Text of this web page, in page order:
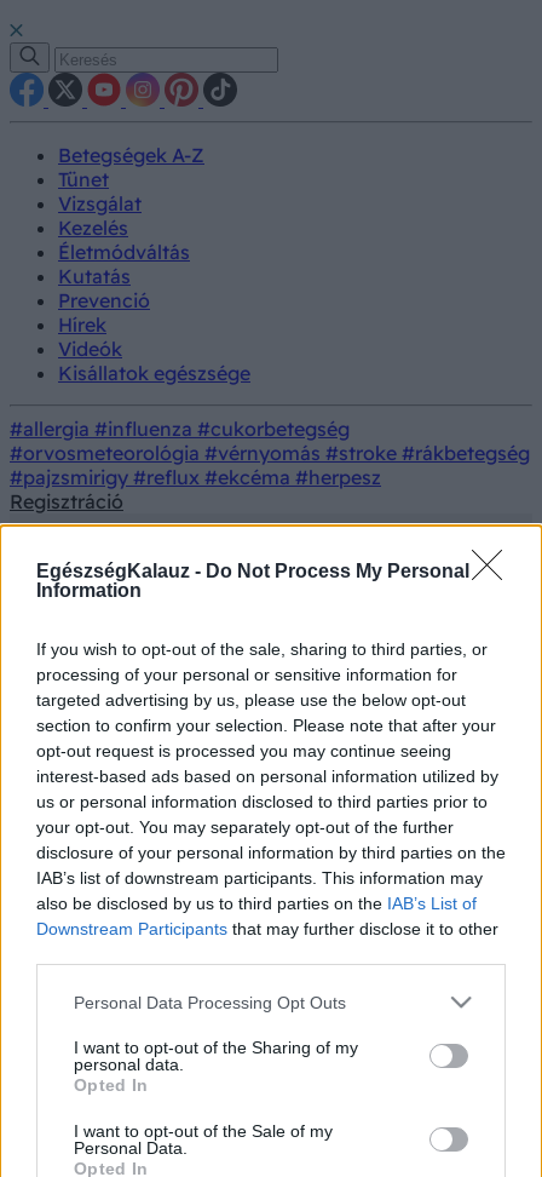
EgészségKalauz - Do Not Process My Personal
Information
If you wish to opt-out of the sale, sharing to third parties, or
processing of your personal or sensitive information for
targeted advertising by us, please use the below opt-out
section to confirm your selection. Please note that after your
opt-out request is processed you may continue seeing
interest-based ads based on personal information utilized by
us or personal information disclosed to third parties prior to
your opt-out. You may separately opt-out of the further
disclosure of your personal information by third parties on the
IAB’s list of downstream participants. This information may
also be disclosed by us to third parties on the IAB’s List of
Downstream Participants that may further disclose it to other
Please note that this website/app uses one or more Google
not limited to your visit or usage behaviour. You may click to
grant or deny consent to Google and its third-party tags to
use your data for below specified purposes in below Google
consent section.
Personal Data Processing Opt Outs
I want to opt-out of the Sharing of my
personal data.
Opted In
I want to opt-out of the Sale of my
Personal Data.
Opted In
Betegségek A-Z
Tünet
Vizsgálat
Kezelés
Életmódváltás
Kutatás
Prevenció
Hírek
Videók
Kisállatok egészsége
#allergia #influenza #cukorbetegség
#orvosmeteorológia #vérnyomás #stroke #rákbetegség
#pajzsmirigy #reflux #ekcéma #herpesz
Regisztráció
Vérképzőszervi
betegségek
Vérképzőszervi betegségek
tünetei, vizsgálata és kezelése
A vérképzőszervi betegségek olyan kórképek,
amelyek a vérsejtek termelődését, működését
vagy lebomlását érintik.
szerzettek, jóindulatúak vagy rosszindulatúak. A
vérképző szervek közé tartozik a csontvelő, a lép,
a nyirokcsomók és a máj, amelyek kulcsszerepet
játszanak a vérsejtek termelésében és